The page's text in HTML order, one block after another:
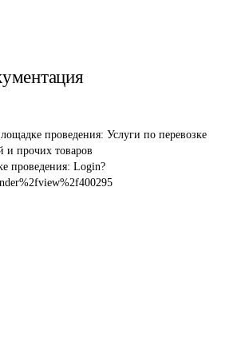
проведения: Услуги по перевозке
и прочих товаров
проведения: Login?